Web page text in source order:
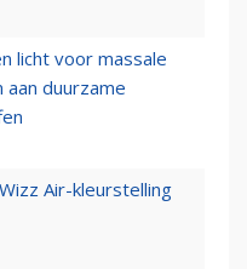
licht voor massale
duurzame
Air-kleurstelling